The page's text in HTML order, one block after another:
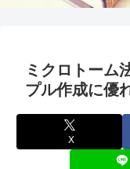
ミクロトーム
プル作成に優
X